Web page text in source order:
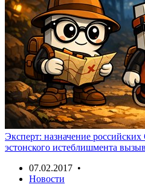
Эксперт: назначение
эстонского истеблишмента
07.02.2017 •
Новости